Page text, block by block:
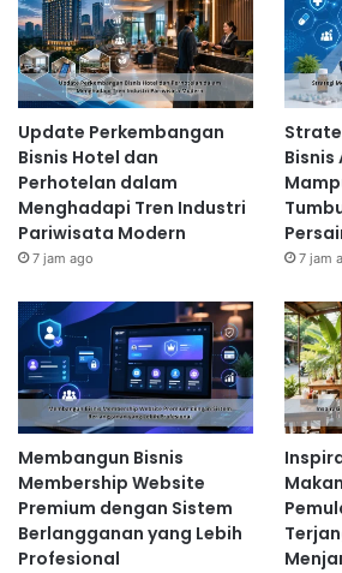
Update Perkembangan
Bisnis Hotel dan
Perhotelan dalam
Menghadapi Tren Industri
Pariwisata Modern
7 jam ago 7 jam
Membangun Bisnis
Membership Website
Premium dengan Sistem
Berlangganan yang Lebih
Profesional